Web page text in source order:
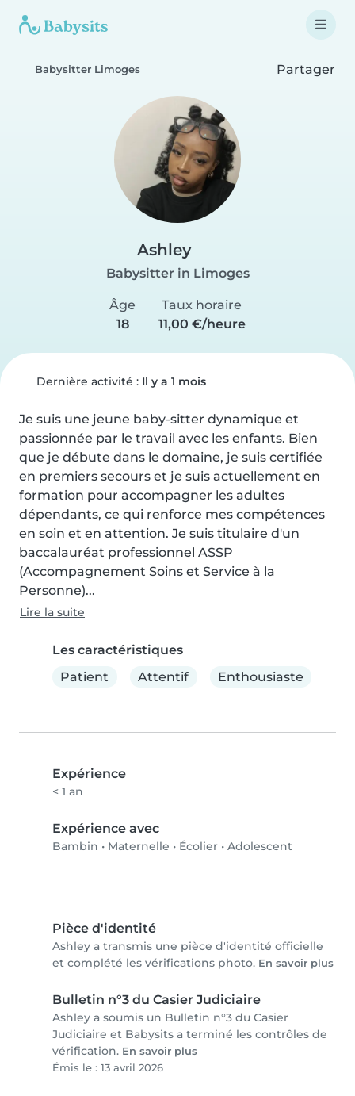
Babysitter Limoges Partager
Ashley
Babysitter in Limoges
Âge
18
Taux horaire
11,00 €/heure
Dernière activité : Il y a 1 mois
Je suis une jeune baby-sitter dynamique et
passionnée par le travail avec les enfants. Bien
que je débute dans le domaine, je suis certifiée
en premiers secours et je suis actuellement en
formation pour accompagner les adultes
dépendants, ce qui renforce mes compétences
en soin et en attention. Je suis titulaire d'un
baccalauréat professionnel ASSP
(Accompagnement Soins et Service à la
Personne)...
Lire la suite
Les caractéristiques
Patient
Attentif Enthousiaste
Expérience
< 1 an
Expérience avec
Bambin • Maternelle • Écolier • Adolescent
Pièce d'identité
Ashley a transmis une pièce d'identité officielle
et complété les vérifications photo. En savoir plus
Bulletin n°3 du Casier Judiciaire
Ashley a soumis un Bulletin n°3 du Casier
Judiciaire et Babysits a terminé les contrôles de
vérification. En savoir plus
Émis le : 13 avril 2026